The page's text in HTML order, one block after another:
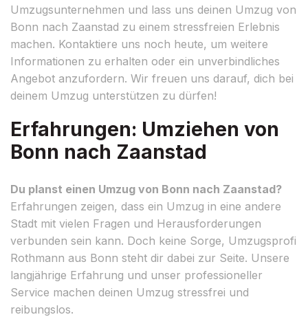
Umzugsunternehmen und lass uns deinen Umzug von
Bonn nach Zaanstad zu einem stressfreien Erlebnis
machen. Kontaktiere uns noch heute, um weitere
Informationen zu erhalten oder ein unverbindliches
Angebot anzufordern. Wir freuen uns darauf, dich bei
deinem Umzug unterstützen zu dürfen!
Erfahrungen: Umziehen von
Bonn nach Zaanstad
Du planst einen Umzug von Bonn nach Zaanstad?
Erfahrungen zeigen, dass ein Umzug in eine andere
Stadt mit vielen Fragen und Herausforderungen
verbunden sein kann. Doch keine Sorge, Umzugsprofi
Rothmann aus Bonn steht dir dabei zur Seite. Unsere
langjährige Erfahrung und unser professioneller
Service machen deinen Umzug stressfrei und
reibungslos.